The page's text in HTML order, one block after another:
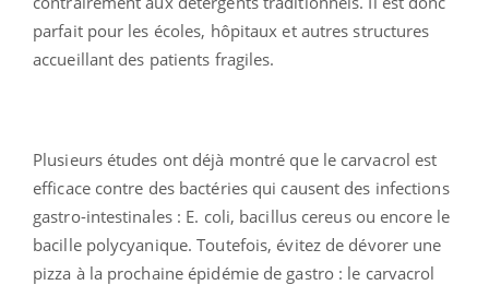
parfait pour les écoles, hôpitaux et autres structures
accueillant des patients fragiles.
Plusieurs études ont déjà montré que le carvacrol est
efficace contre des bactéries qui causent des infections
gastro-intestinales : E. coli, bacillus cereus ou encore le
bacille polycyanique. Toutefois, évitez de dévorer une
pizza à la prochaine épidémie de gastro : le carvacrol